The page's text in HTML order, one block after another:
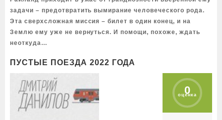
задачи – предотвратить вымирание человеческого рода.
Эта сверхсложная миссия – билет в один конец, и на
Землю ему уже не вернуться. И помощи, похоже, ждать
неоткуда…
ПУСТЫЕ ПОЕЗДА 2022 ГОДА
0
оценка